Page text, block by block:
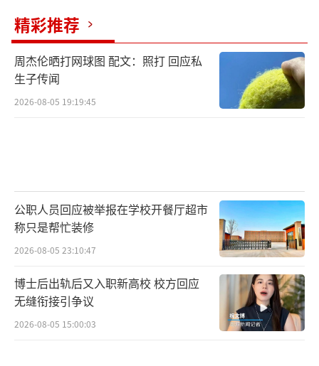
精彩推荐
周杰伦晒打网球图 配文：照打 回应私
生子传闻
2026-08-05 19:19:45
公职人员回应被举报在学校开餐厅超市
称只是帮忙装修
2026-08-05 23:10:47
博士后出轨后又入职新高校 校方回应
无缝衔接引争议
2026-08-05 15:00:03